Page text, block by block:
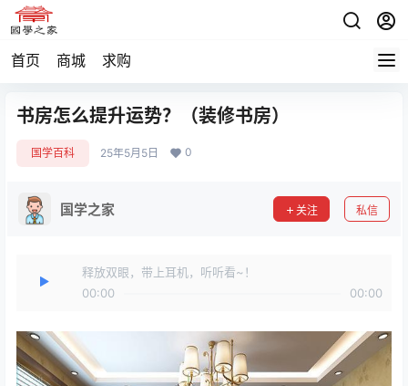
首页 商城 求购
书房怎么提升运势？（装修书房）
国学百科 25年5月5日 0
国学之家 关注 私信
释放双眼，带上耳机，听听看~！
00:00
00:00